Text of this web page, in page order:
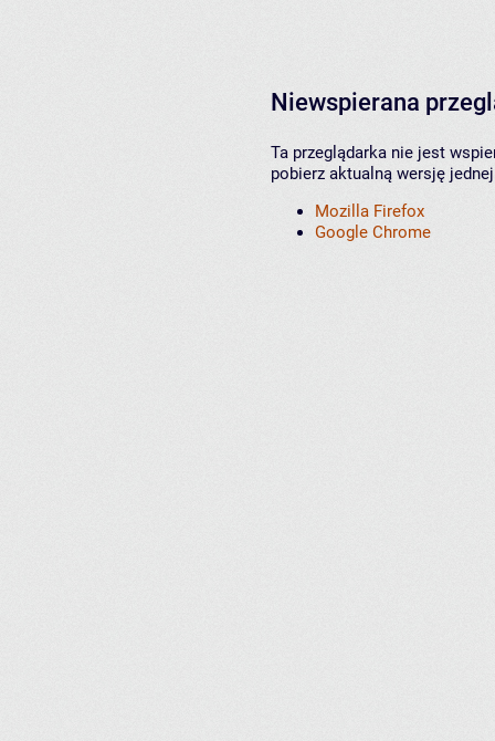
Niewspierana
Ta przeglądarka nie jest
pobierz aktualną wersję
Mozilla Firefox
Google Chrome